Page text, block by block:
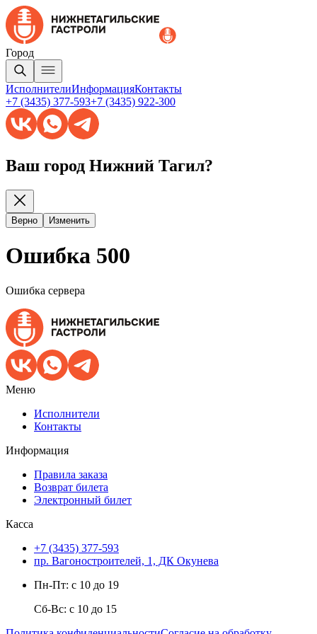
Город
ИсполнителиИнформацияКонтакты
+7 (3435) 377-593+7 (3435) 922-300
Ваш город Нижний Тагил?
Верно Изменить
Ошибка 500
Ошибка сервера
Меню
Исполнители
Контакты
Информация
Правила заказа
Возврат билета
Электронный билет
Касса
+7 (3435) 377-593
пр. Вагоностроителей, 1, ДК Окунева
Пн-Пт: с 10 до 19
Сб-Вс: с 10 до 15